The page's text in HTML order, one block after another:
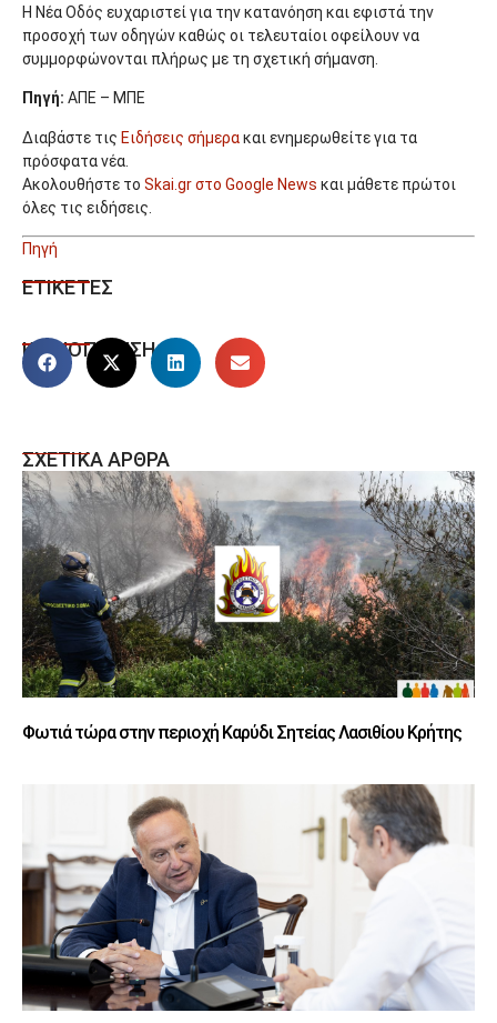
Η Νέα Οδός ευχαριστεί για την κατανόηση και εφιστά την
προσοχή των οδηγών καθώς οι τελευταίοι οφείλουν να
συμμορφώνονται πλήρως με τη σχετική σήμανση.
Πηγή: ΑΠΕ – ΜΠΕ
Διαβάστε τις Ειδήσεις σήμερακαι ενημερωθείτε για τα
πρόσφατα νέα.
Ακολουθήστε το Skai.gr στο Google News και μάθετε πρώτοι
όλες τις ειδήσεις.
Πηγή
ΕΤΙΚΕΤΕΣ
ΚΟΙΝΟΠΟΙΗΣΗ
ΣΧΕΤΙΚΑ ΑΡΘΡΑ
Φωτιά τώρα στην περιοχή Καρύδι Σητείας Λασιθίου Κρήτης